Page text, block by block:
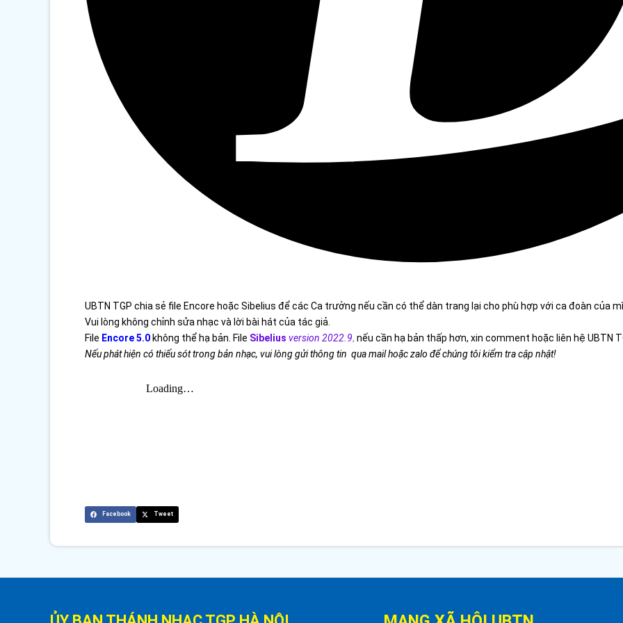
UBTN TGP chia sẻ file Encore hoặc Sibelius để các Ca trưởng nếu cần có thể dàn trang lại cho phù hợp với ca đoàn của
Vui lòng không chỉnh sửa nhạc và lời bài hát của tác giả.
File Encore 5.0 không thể hạ bản. File Sibelius version 2022.9, nếu cần hạ bản thấp hơn, xin comment hoặc liên hệ UBTN
Nếu phát hiện có thiếu sót trong bản nhạc, vui lòng gửi thông tin qua mail hoặc zalo để chúng tôi kiểm tra cập nhật!
Facebook Tweet